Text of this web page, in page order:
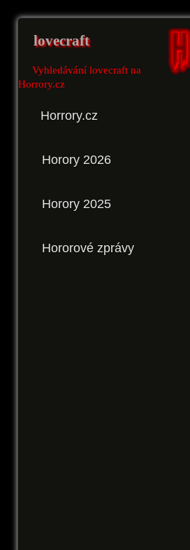
lovecraft
Vyhledávání lovecraft na
Horrory.cz
Horrory.cz
Horory 2026
Horory 2025
Hororové zprávy